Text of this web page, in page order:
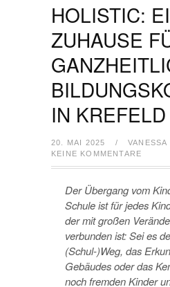
HOLISTIC:
ZUHAUSE
IN KREFELD
20. MAI 2025 / VANESSA
KEINE KOMMENTARE
Der Übergang vom
Schule ist für jedes
der mit großen
verbunden ist: Sei es
(Schul-)Weg, das
Gebäudes oder das
noch fremden Kinder